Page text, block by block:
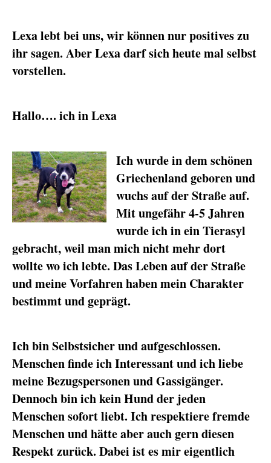
Lexa lebt bei uns, wir können nur positives zu
ihr sagen. Aber Lexa darf sich heute mal selbst
vorstellen.
Hallo…. ich in Lexa
Ich wurde in dem schönen
Griechenland geboren und
wuchs auf der Straße auf.
Mit ungefähr 4-5 Jahren
wurde ich in ein Tierasyl
gebracht, weil man mich nicht mehr dort
wollte wo ich lebte. Das Leben auf der Straße
und meine Vorfahren haben mein Charakter
bestimmt und geprägt.
Ich bin Selbstsicher und aufgeschlossen.
Menschen finde ich Interessant und ich liebe
meine Bezugspersonen und Gassigänger.
Dennoch bin ich kein Hund der jeden
Menschen sofort liebt. Ich respektiere fremde
Menschen und hätte aber auch gern diesen
Respekt zurück. Dabei ist es mir eigentlich